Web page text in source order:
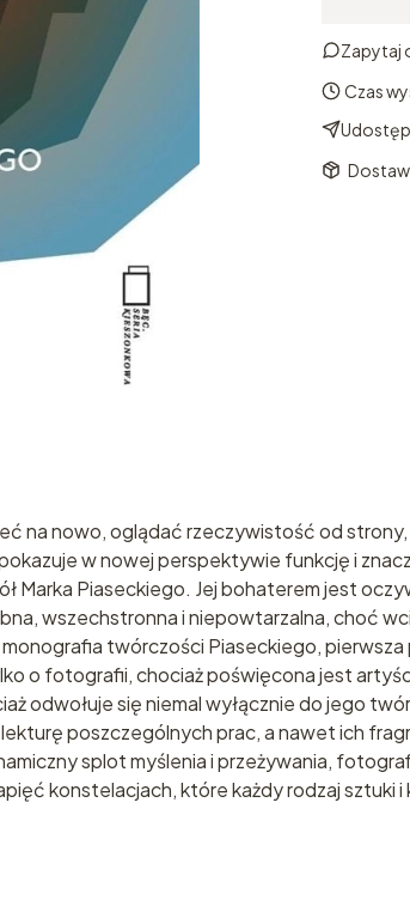
Zapytaj
Czas
na nowo, oglądać rzeczywistość od
w nowej perspektywie funkcję i
Marka Piaseckiego. Jej bohaterem jest
wszechstronna i niepowtarzalna, choć
twórczości Piaseckiego,
o fotografii, chociaż poświęcona jest
odwołuje się niemal wyłącznie do jego
poszczególnych prac, a nawet ich
splot myślenia i przeżywania,
konstelacjach, które każdy rodzaj sztuki